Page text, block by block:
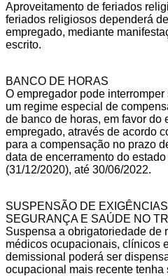
Aproveitamento de feriados
feriados religiosos dependerá
empregado, mediante
escrito.
BANCO DE HORAS
O empregador pode
um regime especial de
de banco de horas, em favor do
empregado, através de acordo
para a compensação no prazo
data de encerramento do
(31/12/2020), até 30/06/2022.
SUSPENSÃO DE
SEGURANÇA E SAÚDE NO
Suspensa a obrigatoriedade de
médicos ocupacionais, clínicos
demissional poderá ser
ocupacional mais recente